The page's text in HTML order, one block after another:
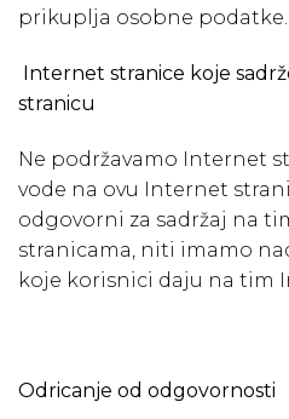
prikuplja osobne podatke.
Internet stranice koje
stranicu
Ne podržavamo Internet
vode na ovu Internet
odgovorni za sadržaj na
stranicama, niti imamo
koje korisnici daju na tim
Odricanje od odgovornosti